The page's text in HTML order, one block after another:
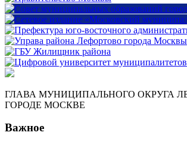
ГЛАВА МУНИЦИПАЛЬНОГО ОКРУГА
ГОРОДЕ МОСКВЕ
Важное